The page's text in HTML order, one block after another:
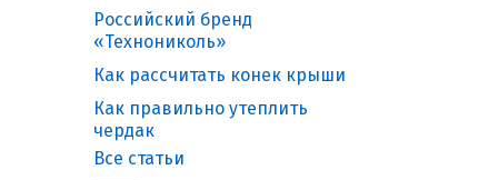
Российский бренд
«Технониколь»
Как рассчитать конек крыши
Как правильно утеплить
чердак
Все статьи